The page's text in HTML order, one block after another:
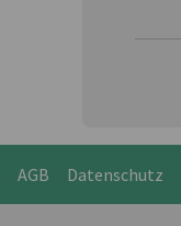
AGB Datenschutz